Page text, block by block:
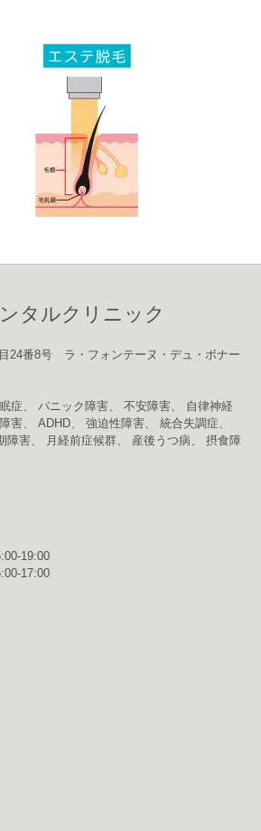
タルクリニック
24番8号 ラ・フォンテーヌ・デュ・ボナー
症、 パニック障害、 不安障害、 自律神経
害、 ADHD、 強迫性障害、 統合失調症、
障害、 月経前症候群、 産後うつ病、 摂食障
19:00
17:00